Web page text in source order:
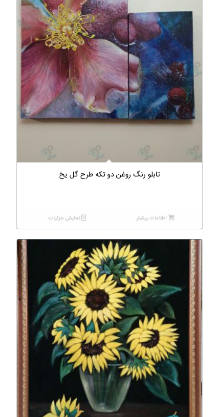
تابلو رنگ روغن دو تکه طرح گل یخ
اطلاعات بیشتر نمایش جزئیات